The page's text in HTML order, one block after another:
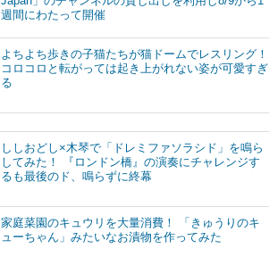
週間にわたって開催
よちよち歩きの子猫たちが猫ドームでレスリング！
コロコロと転がっては起き上がれない姿が可愛すぎ
る
ししおどし×木琴で「ドレミファソラシド」を鳴ら
してみた！ 『ロンドン橋』の演奏にチャレンジす
るも最後のド、鳴らずに終幕
家庭菜園のキュウリを大量消費！ 「きゅうりのキ
ューちゃん」みたいなお漬物を作ってみた